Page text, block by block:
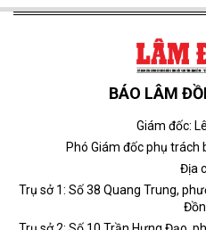
BÁO LÂM
Giám đốc:
Phó Giám đốc phụ trách
Địa
Trụ sở 1: Số 38 Quang Trung,